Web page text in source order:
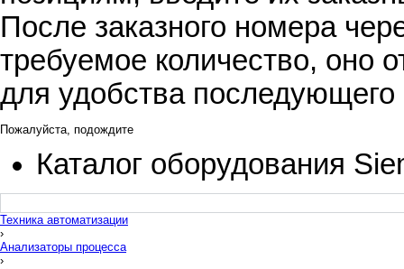
После заказного номера
требуемое количество, оно
для удобства
Пожалуйста, подождите
Каталог оборудования
Техника автоматизации
›
Анализаторы процесса
›